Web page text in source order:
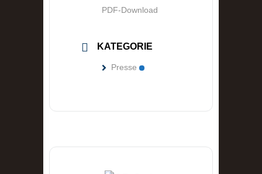
PDF-Download
KATEGORIE
Presse